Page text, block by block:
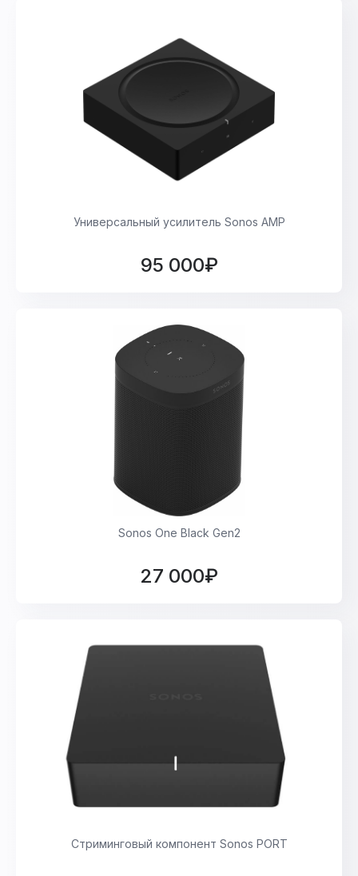
Универсальный усилитель Sonos AMP
95 000₽
Sonos One Black Gen2
27 000₽
Стриминговый компонент Sonos PORT